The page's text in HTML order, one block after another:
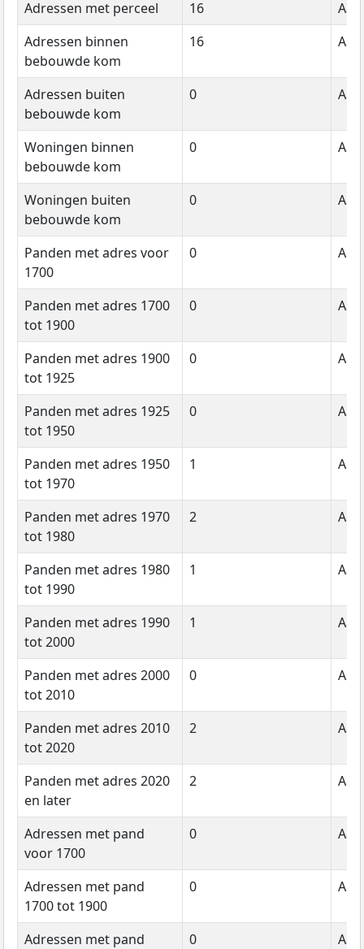
Adressen met perceel
16
Adressen binnen
bebouwde kom
16
Adressen buiten
bebouwde kom
0
Woningen binnen
bebouwde kom
0
Woningen buiten
bebouwde kom
0
Panden met adres voor
1700
0
Panden met adres 1700
tot 1900
0
Panden met adres 1900
tot 1925
0
Panden met adres 1925
tot 1950
0
Panden met adres 1950
tot 1970
1
Panden met adres 1970
tot 1980
2
Panden met adres 1980
tot 1990
1
Panden met adres 1990
tot 2000
1
Panden met adres 2000
tot 2010
0
Panden met adres 2010
tot 2020
2
Panden met adres 2020
en later
2
Adressen met pand
voor 1700
0
Adressen met pand
1700 tot 1900
0
Adressen met pand 0